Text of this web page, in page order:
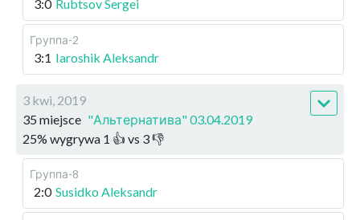
3:0 Rubtsov Sergei
Группа-2
3:1 Iaroshik Aleksandr
3 kwi, 2019
35 miejsce "Альтернатива" 03.04.2019
25% wygrywa 1 👍 vs 3👎
Группа-8
2:0 Susidko Aleksandr